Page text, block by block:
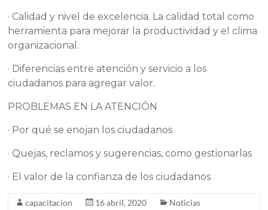
· Calidad y nivel de excelencia. La calidad total como
herramienta para mejorar la productividad y el clima
organizacional.
· Diferencias entre atención y servicio a los
ciudadanos para agregar valor.
PROBLEMAS EN LA ATENCIÓN
· Por qué se enojan los ciudadanos
· Quejas, reclamos y sugerencias, como gestionarlas
· El valor de la confianza de los ciudadanos
capacitacion 16 abril, 2020 Noticias